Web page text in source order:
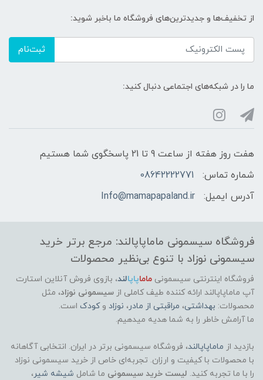
از تخفیف‌ها و جدیدترین‌های فروشگاه ما باخبر شوید:
ثبت‌نام
ما را در شبکه‌های اجتماعی دنبال کنید:
هفت روز هفته از ساعت 9 تا 21 پاسخگوی شما هستیم
شماره تماس:
08642222771
آدرس ایمیل:
Info@mamapapaland.ir
فروشگاه سیسمونی ماماپاپالند: مرجع برتر خرید
سیسمونی نوزاد با تنوع بی‌نظیر محصولات
فروشگاه اینترنتی سیسمونی ماماپاپالند، بازوی فروش آنلاین استارت
آپ ماماپاپالند ارائه کننده طیف کاملی از سیسمونی نوزاد، مثل
محصولات: بهداشتی، مراقبتی از مادر، نوزاد وکودک است.
ما آرامش خاطر را به شما هدیه میدهیم.
بازدید از ماماپاپالند، فروشگاه سیسمونی برتر در ایران. انتخابی آگاهانه
با محصولات با کیفیت و ارزان. تجربه‌ای خاص از خرید سیسمونی نوزاد
را با ما تجربه کنید. لیست خرید سیسمونی ما شامل شیشه شیر،